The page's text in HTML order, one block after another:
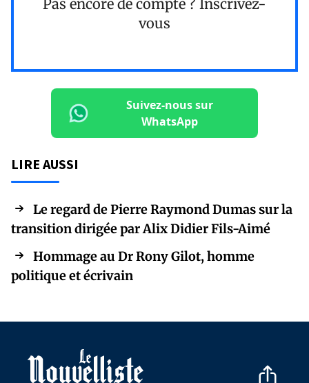
Pas encore de compte ? Inscrivez-
vous
Suivez-nous sur
WhatsApp
LIRE AUSSI
Le regard de Pierre Raymond Dumas sur la
transition dirigée par Alix Didier Fils-Aimé
Hommage au Dr Rony Gilot, homme
politique et écrivain